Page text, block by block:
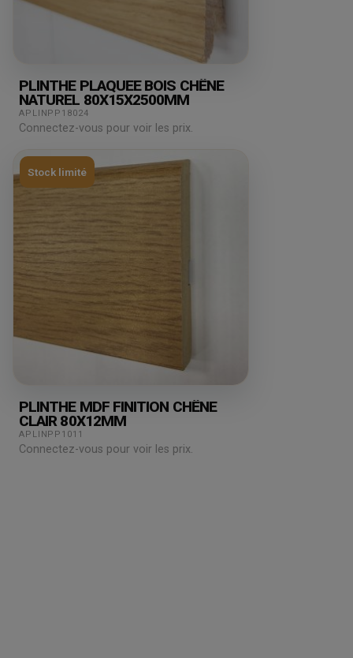
PLINTHE PLAQUEE BOIS CHÊNE
NATUREL 80X15X2500MM
APLINPP18024
Connectez-vous pour voir les prix.
Stock limité
PLINTHE MDF FINITION CHÊNE
CLAIR 80X12MM
APLINPP1011
Connectez-vous pour voir les prix.